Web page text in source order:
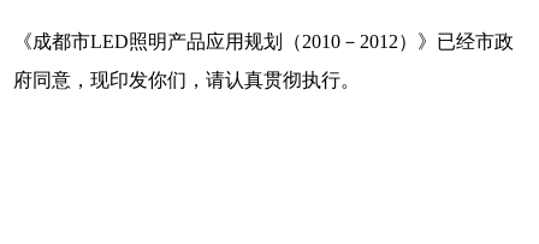
《成都市LED照明产品应用规划（2010－2012）》已经市政
府同意，现印发你们，请认真贯彻执行。